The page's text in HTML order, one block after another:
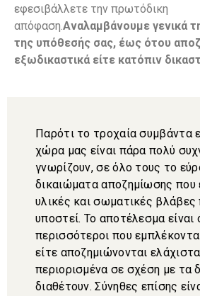
εφεσιβάλλετε την πρωτόδικη
απόφαση.Aναλαμβάνουμε γενικά
της υπόθεσής σας, έως ότου
εξωδικαστικά είτε κατόπιν
Παρότι το τροχαία συμβάντα
χώρα μας είναι πάρα πολύ
γνωρίζουν, σε όλο τους το
δικαιώματα αποζημίωσης που
υλικές και σωματικές βλάβες
υποστεί. Το αποτέλεσμα είναι
περισσότεροι που
είτε αποζημιώνονται
περιορισμένα σε σχέση με τα
διαθέτουν. Σύνηθες επίσης